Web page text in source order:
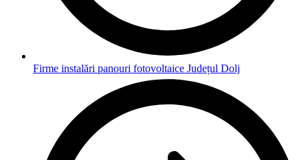
Firme instalări panouri fotovoltaice Județul Dolj